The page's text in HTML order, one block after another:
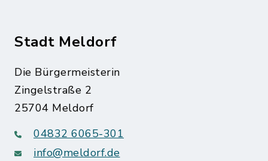
Stadt Meldorf
Die Bürgermeisterin
Zingelstraße 2
25704 Meldorf
04832 6065-301
info@meldorf.de